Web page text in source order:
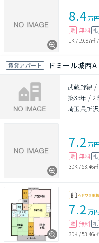
8.4万
敷 無料 礼
1K / 19.87㎡ /
賃貸アパート ドミール城西A
武蔵野線 /
築33年 /2
埼玉県所
7.2 万
敷 無料 礼
3DK /53.46㎡
7.2 万
敷 無料 礼
3DK /53.46㎡